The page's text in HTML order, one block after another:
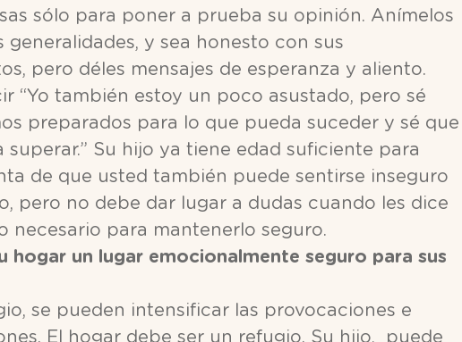
sólo para poner a prueba su opinión. Anímelos
generalidades, y sea honesto con sus
pero déles mensajes de esperanza y aliento.
“Yo también estoy un poco asustado, pero sé
preparados para lo que pueda suceder y sé que
superar.” Su hijo ya tiene edad suficiente para
de que usted también puede sentirse inseguro
pero no debe dar lugar a dudas cuando les dice
necesario para mantenerlo seguro.
hogar un lugar emocionalmente seguro para sus
se pueden intensificar las provocaciones e
El hogar debe ser un refugio. Su hijo, puede